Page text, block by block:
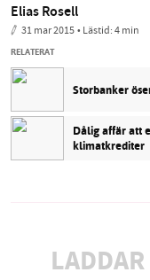
Elias Rosell
31 mar 2015• Lästid:4 min
RELATERAT
Storbanker
Dålig affär att
klimatkrediter